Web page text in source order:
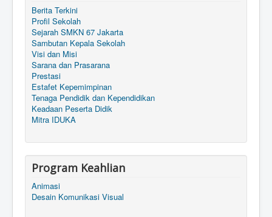
Berita Terkini
Profil Sekolah
Sejarah SMKN 67 Jakarta
Sambutan Kepala Sekolah
Visi dan Misi
Sarana dan Prasarana
Prestasi
Estafet Kepemimpinan
Tenaga Pendidik dan Kependidikan
Keadaan Peserta Didik
Mitra IDUKA
Program Keahlian
Animasi
Desain Komunikasi Visual